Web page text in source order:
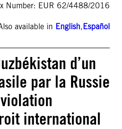
Number: EUR 62/4488/2016
available in English,Español
d’un
par la Russie
international